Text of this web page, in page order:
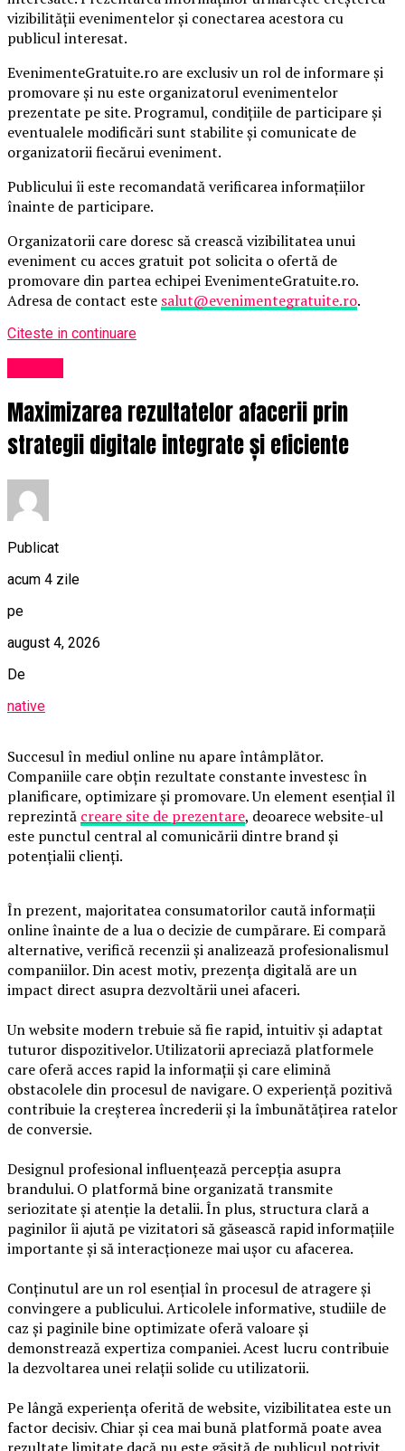
vizibilității evenimentelor și conectarea acestora cu
publicul interesat.
EvenimenteGratuite.ro are exclusiv un rol de informare și
promovare și nu este organizatorul evenimentelor
prezentate pe site. Programul, condițiile de participare și
eventualele modificări sunt stabilite și comunicate de
organizatorii fiecărui eveniment.
Publicului îi este recomandată verificarea informațiilor
înainte de participare.
Organizatorii care doresc să crească vizibilitatea unui
eveniment cu acces gratuit pot solicita o ofertă de
promovare din partea echipei EvenimenteGratuite.ro.
Adresa de contact este salut@evenimentegratuite.ro.
Citeste in continuare
Maximizarea rezultatelor afacerii prin
strategii digitale integrate și eficiente
Publicat
acum 4 zile
pe
august 4, 2026
De
native
Succesul în mediul online nu apare întâmplător.
Companiile care obțin rezultate constante investesc în
planificare, optimizare și promovare. Un element esențial îl
reprezintă creare site de prezentare, deoarece website-ul
este punctul central al comunicării dintre brand și
potențialii clienți.
În prezent, majoritatea consumatorilor caută informații
online înainte de a lua o decizie de cumpărare. Ei compară
alternative, verifică recenzii și analizează profesionalismul
companiilor. Din acest motiv, prezența digitală are un
impact direct asupra dezvoltării unei afaceri.
Un website modern trebuie să fie rapid, intuitiv și adaptat
tuturor dispozitivelor. Utilizatorii apreciază platformele
care oferă acces rapid la informații și care elimină
obstacolele din procesul de navigare. O experiență pozitivă
contribuie la creșterea încrederii și la îmbunătățirea ratelor
de conversie.
Designul profesional influențează percepția asupra
brandului. O platformă bine organizată transmite
seriozitate și atenție la detalii. În plus, structura clară a
paginilor îi ajută pe vizitatori să găsească rapid informațiile
importante și să interacționeze mai ușor cu afacerea.
Conținutul are un rol esențial în procesul de atragere și
convingere a publicului. Articolele informative, studiile de
caz și paginile bine optimizate oferă valoare și
demonstrează expertiza companiei. Acest lucru contribuie
la dezvoltarea unei relații solide cu utilizatorii.
Pe lângă experiența oferită de website, vizibilitatea este un
factor decisiv. Chiar și cea mai bună platformă poate avea